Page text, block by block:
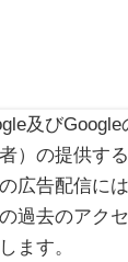
及び
）の提供す
広告配信に
過去のアク
ます。